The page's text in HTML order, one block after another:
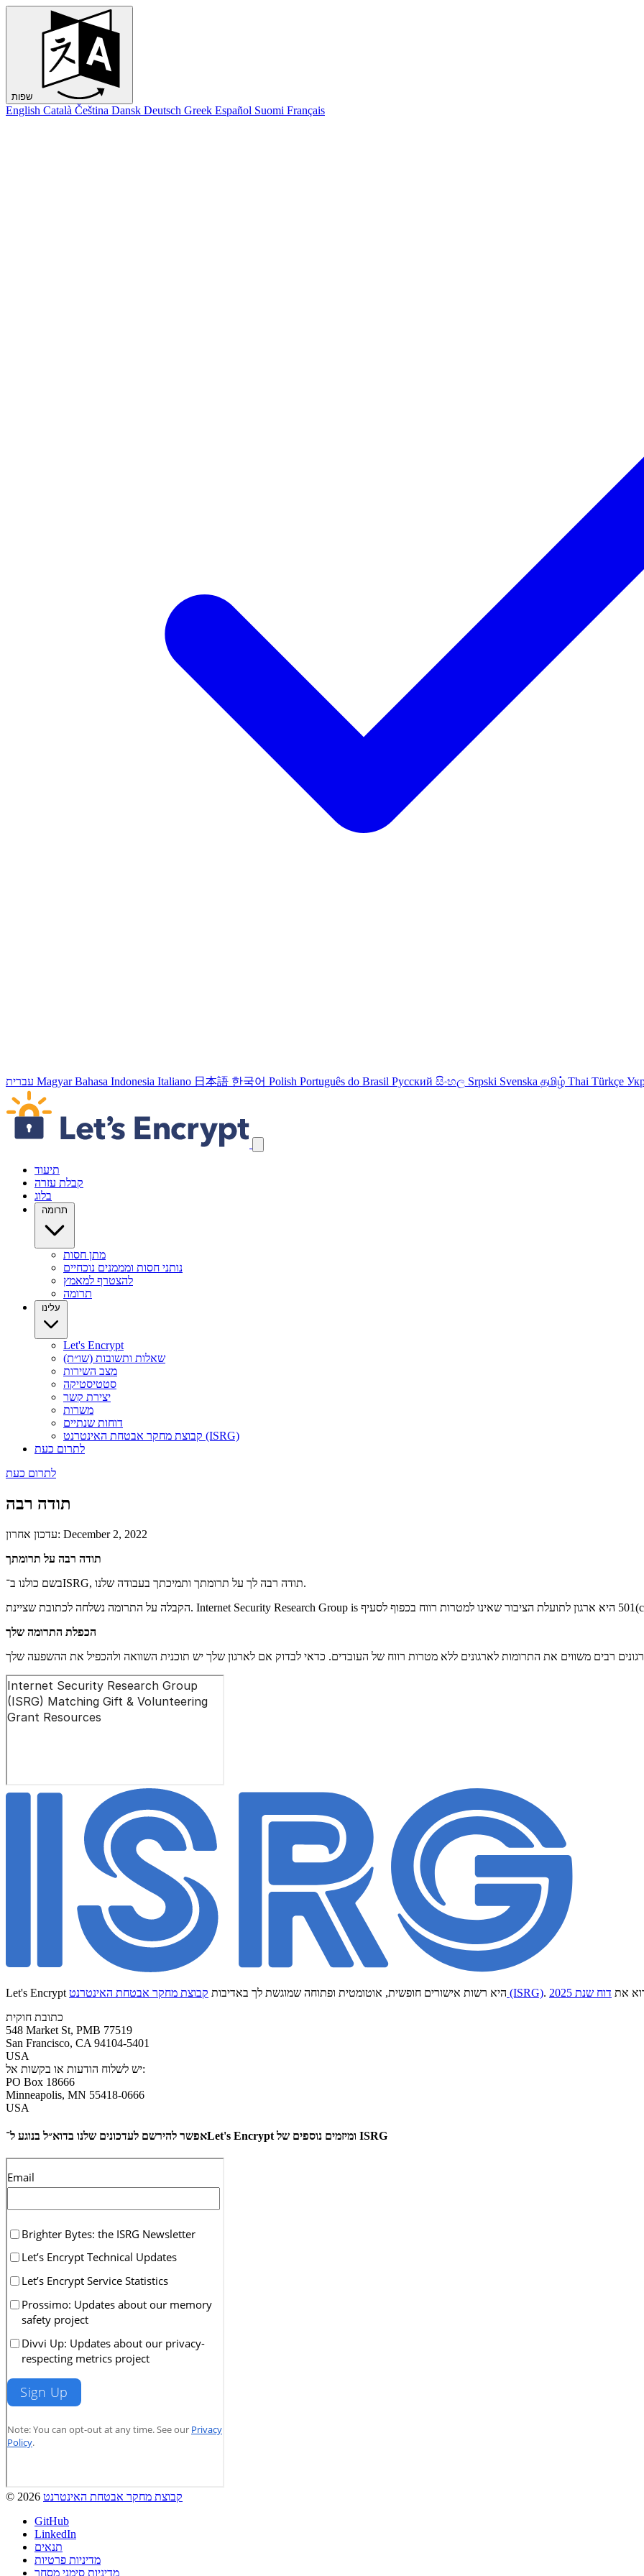
שפות
English Català Čeština Dansk Deutsch Greek Español Suomi Français
עברית Magyar Bahasa Indonesia Italiano 日本語 한국어 Polish Português do Brasil Русский සිංහල Srpski Svenska தமிழ் Thai Türkçe
דילוג על קישורי הניווט
תיעוד
קבלת עזרה
בלוג
תרומה
מתן חסות
נותני חסות ומממנים נוכחיים
להצטרף למאמץ
תרומה
עלינו
Let's Encrypt
שאלות ותשובות (שו״ת)
מצב השירות
סטטיסטיקה
יצירת קשר
משרות
דוחות שנתיים
קבוצת מחקר אבטחת האינטרנט (ISRG)
לתרום כעת
לתרום כעת
תודה רבה
עדכון אחרון: December 2, 2022
תודה רבה על תרומתך
בשם כולנו ב־ISRG, תודה רבה לך על תרומתך ותמיכתך בעבודה שלנו.
הכפלת התרומה שלך
Let's Encrypt היא רשות אישורים חופשית, אוטומטית ופתוחה שמוגשת לך באדיבות קבוצת מחקר אבטחת האינטרנט (ISRG) את דוח שנת 2025
כתובת חוקית
548 Market St, PMB 77519
San Francisco, CA 94104-5401
USA
יש לשלוח הודעות או בקשות אל:
PO Box 18666
Minneapolis, MN 55418-0666
USA
אפשר להירשם לעדכונים שלנו בדוא״ל בנוגע ל־Let's Encrypt ומיזמים נוספים של ISRG
© 2026 קבוצת מחקר אבטחת האינטרנט
GitHub
LinkedIn
תנאים
מדיניות פרטיות
מדיניות סימני מסחר